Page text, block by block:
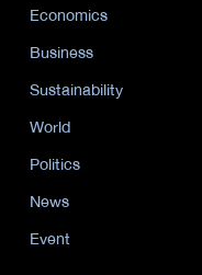
Economics
Business
Sustainability
World
Politics
News
Event